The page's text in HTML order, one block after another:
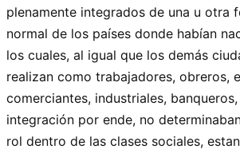
plenamente integrados de una u otra
normal de los países donde habían
los cuales, al igual que los demás
realizan como trabajadores, obreros,
comerciantes, industriales,
integración por ende, no
rol dentro de las clases sociales,